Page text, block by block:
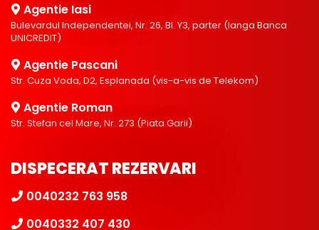
Agentie Iasi
Bulevardul Independentei, Nr. 26, Bl. Y3, parter (langa Banca
UNICREDIT)
Agentie Pascani
Str. Cuza Voda, D2, Esplanada (vis-a-vis de Telekom)
Agentie Roman
Str. Stefan cel Mare, Nr. 273 (Piata Garii)
DISPECERAT REZERVARI
0040232 763 958
0040332 407 430